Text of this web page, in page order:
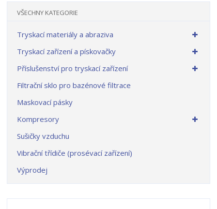
VŠECHNY KATEGORIE
Tryskací materiály a abraziva
Tryskací zařízení a pískovačky
Příslušenství pro tryskací zařízení
Filtrační sklo pro bazénové filtrace
Maskovací pásky
Kompresory
Sušičky vzduchu
Vibrační třídiče (prosévací zařízení)
Výprodej